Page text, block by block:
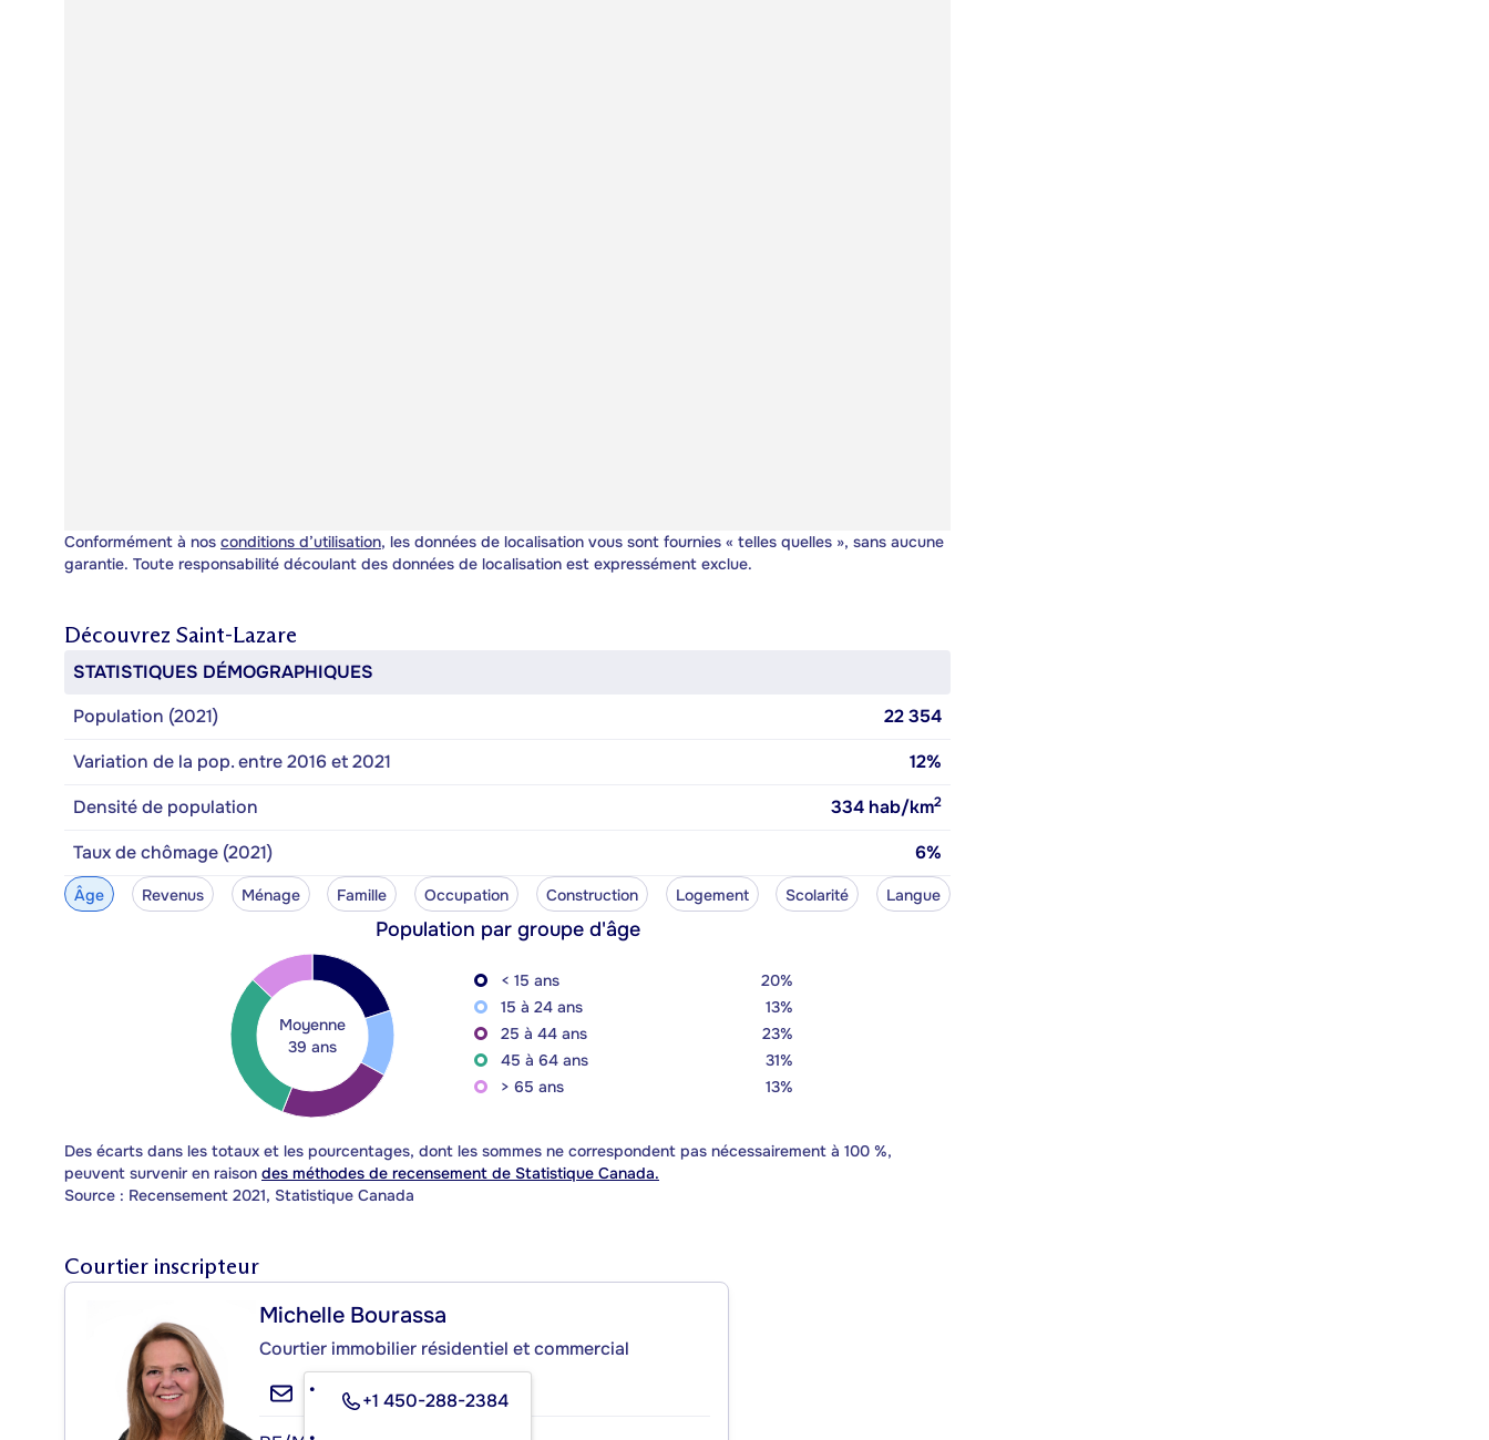
Conformément à nos conditions d’utilisation, les données de localisation vous sont fournies « telles quelles », sans aucune
garantie. Toute responsabilité découlant des données de localisation est expressément exclue.
Découvrez Saint-Lazare
STATISTIQUES DÉMOGRAPHIQUES
Population (2021)
22 354
Variation de la pop. entre 2016 et 2021
12%
Densité de population
334 hab/km2
Taux de chômage (2021) 6%
Âge Revenus Ménage Famille Occupation Construction Logement Scolarité Langue
Population par groupe d'âge
Moyenne
39 ans
< 15 ans
20%
15 à 24 ans
13%
25 à 44 ans
23%
45 à 64 ans
31%
> 65 ans
13%
Des écarts dans les totaux et les pourcentages, dont les sommes ne correspondent pas nécessairement à 100 %,
peuvent survenir en raison des méthodes de recensement de Statistique Canada.
Source : Recensement 2021, Statistique Canada
Courtier inscripteur
Michelle Bourassa
Courtier immobilier résidentiel et commercial
+1 450-288-2384